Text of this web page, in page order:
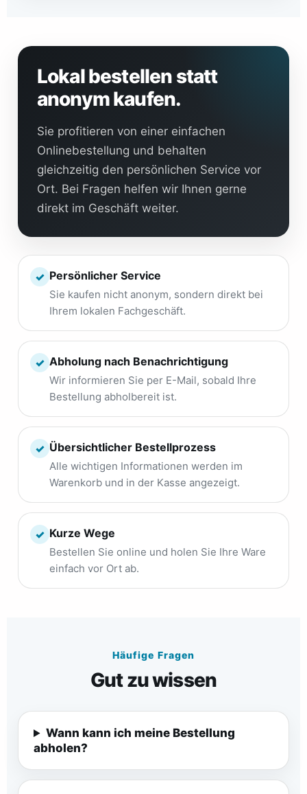
Lokal bestellen statt
anonym kaufen.
Sie profitieren von einer einfachen
Onlinebestellung und behalten
gleichzeitig den persönlichen Service vor
Ort. Bei Fragen helfen wir Ihnen gerne
direkt im Geschäft weiter.
✓ Persönlicher Service
Sie kaufen nicht anonym, sondern direkt bei
Ihrem lokalen Fachgeschäft.
✓ Abholung nach Benachrichtigung
Wir informieren Sie per E-Mail, sobald Ihre
Bestellung abholbereit ist.
✓ Übersichtlicher Bestellprozess
Alle wichtigen Informationen werden im
Warenkorb und in der Kasse angezeigt.
✓ Kurze Wege
Bestellen Sie online und holen Sie Ihre Ware
einfach vor Ort ab.
Häufige Fragen
Gut zu wissen
Wann kann ich meine Bestellung
abholen?